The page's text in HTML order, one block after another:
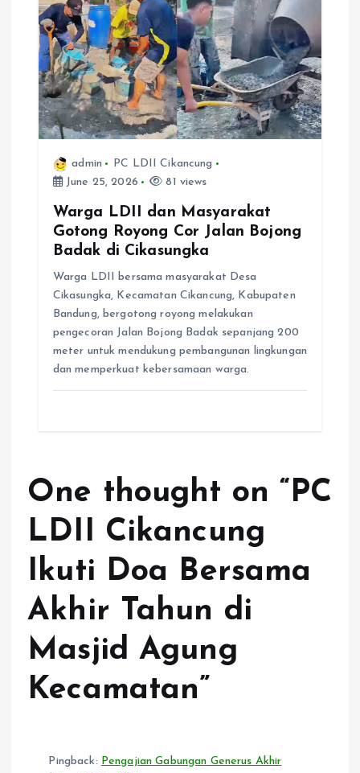
admin
PC LDII Cikancung
June 25, 2026
81 views
Warga LDII dan Masyarakat
Gotong Royong Cor Jalan Bojong
Badak di Cikasungka
Warga LDII bersama masyarakat Desa
Cikasungka, Kecamatan Cikancung, Kabupaten
Bandung, bergotong royong melakukan
pengecoran Jalan Bojong Badak sepanjang 200
meter untuk mendukung pembangunan lingkungan
dan memperkuat kebersamaan warga.
One thought on “PC
LDII Cikancung
Ikuti Doa Bersama
Akhir Tahun di
Masjid Agung
Kecamatan”
Pingback: Pengajian Gabungan Generus Akhir